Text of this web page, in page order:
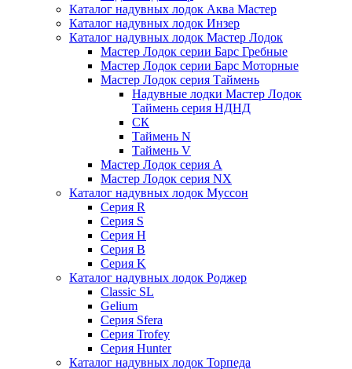
Каталог надувных лодок Аква Мастер
Каталог надувных лодок Инзер
Каталог надувных лодок Мастер Лодок
Мастер Лодок серии Барс Гребные
Мастер Лодок серии Барс Моторные
Мастер Лодок серия Таймень
Надувные лодки Мастер Лодок
Таймень серия НДНД
СК
Таймень N
Таймень V
Мастер Лодок серия А
Мастер Лодок серия NX
Каталог надувных лодок Муссон
Серия R
Серия S
Серия H
Серия B
Серия K
Каталог надувных лодок Роджер
Classic SL
Gelium
Серия Sfera
Серия Trofey
Серия Hunter
Каталог надувных лодок Торпеда